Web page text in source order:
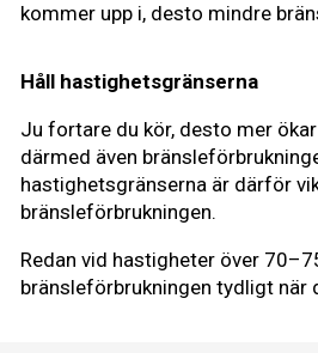
kommer upp i, desto mindre
Håll hastighetsgränserna
Ju fortare du kör, desto mer
därmed även
hastighetsgränserna är därför
bränsleförbrukningen.
Redan vid hastigheter över
bränsleförbrukningen tydligt när